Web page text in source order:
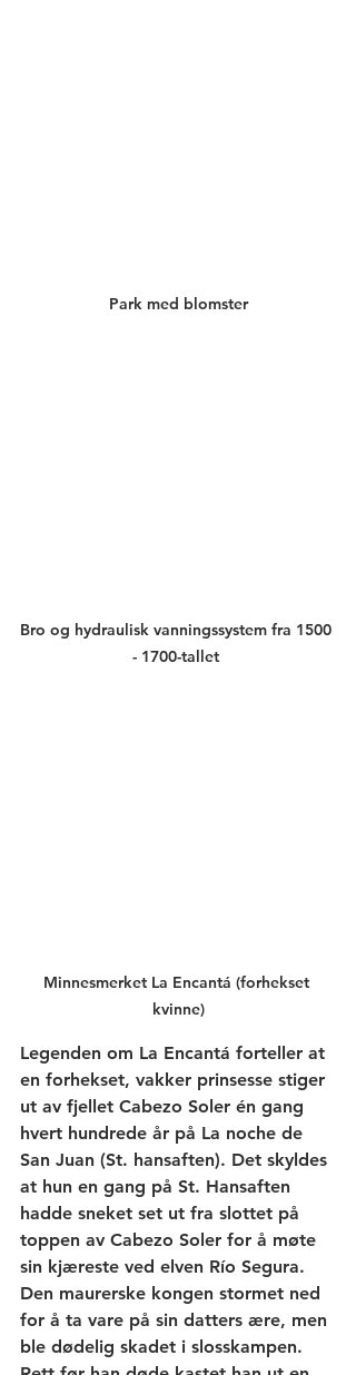
Park med blomster
Bro og hydraulisk vanningssystem fra 1500
- 1700-tallet
Minnesmerket La Encantá (forhekset
kvinne)
Legenden om La Encantá forteller at
en forhekset, vakker prinsesse stiger
ut av fjellet Cabezo Soler én gang
hvert hundrede år på La noche de
San Juan (St. hansaften). Det skyldes
at hun en gang på St. Hansaften
hadde sneket set ut fra slottet på
toppen av Cabezo Soler for å møte
sin kjæreste ved elven Río Segura.
Den maurerske kongen stormet ned
for å ta vare på sin datters ære, men
ble dødelig skadet i slosskampen.